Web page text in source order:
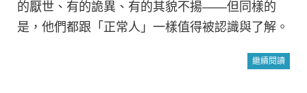
的厭世、有的詭異、有的其貌不揚——但同樣的
是，他們都跟「正常人」一樣值得被認識與了解。
繼續閱讀